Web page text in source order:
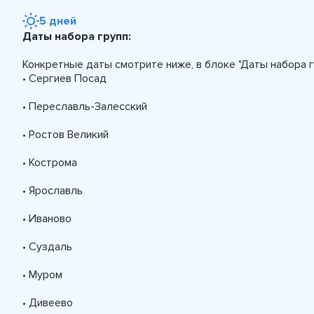
5 дней
Даты набора групп:
Конкретные даты смотрите ниже, в блоке "Даты набора
• Сергиев Посад
• Переславль-Залесский
• Ростов Великий
• Кострома
• Ярославль
• Иваново
• Суздаль
• Муром
• Дивеево